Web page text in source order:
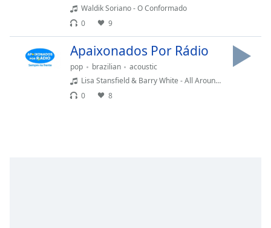
window.
Waldik Soriano - O Conformado
0
9
Apaixonados Por Rádio
pop brazilian
acoustic
Lisa Stansfield & Barry White - All Around The World
0
8